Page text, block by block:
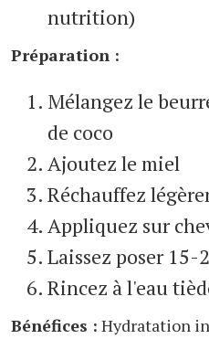
nutrition)
Préparation :
Mélangez le
de coco
Ajoutez le miel
Réchauffez
Appliquez sur
Laissez poser 15-
Rincez à l'eau
Bénéfices : Hydratation